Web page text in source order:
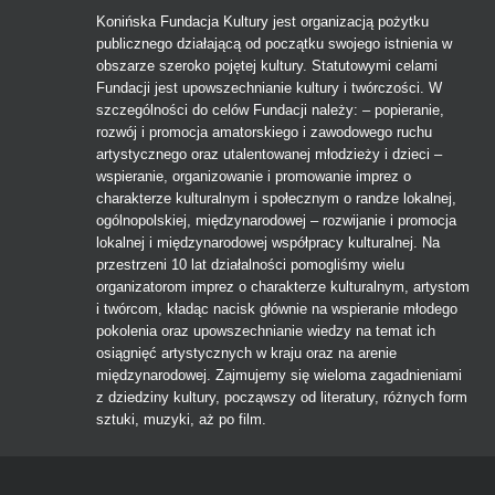
Konińska Fundacja Kultury jest organizacją pożytku
publicznego działającą od początku swojego istnienia w
obszarze szeroko pojętej kultury. Statutowymi celami
Fundacji jest upowszechnianie kultury i twórczości. W
szczególności do celów Fundacji należy: – popieranie,
rozwój i promocja amatorskiego i zawodowego ruchu
artystycznego oraz utalentowanej młodzieży i dzieci –
wspieranie, organizowanie i promowanie imprez o
charakterze kulturalnym i społecznym o randze lokalnej,
ogólnopolskiej, międzynarodowej – rozwijanie i promocja
lokalnej i międzynarodowej współpracy kulturalnej. Na
przestrzeni 10 lat działalności pomogliśmy wielu
organizatorom imprez o charakterze kulturalnym, artystom
i twórcom, kładąc nacisk głównie na wspieranie młodego
pokolenia oraz upowszechnianie wiedzy na temat ich
osiągnięć artystycznych w kraju oraz na arenie
międzynarodowej. Zajmujemy się wieloma zagadnieniami
z dziedziny kultury, począwszy od literatury, różnych form
sztuki, muzyki, aż po film.